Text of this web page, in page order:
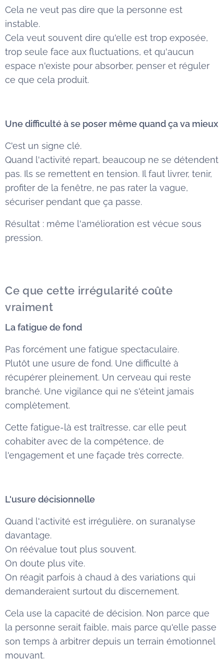
Cela ne veut pas dire que la personne est
instable.
Cela veut souvent dire qu'elle est trop exposée,
trop seule face aux fluctuations, et qu'aucun
espace n'existe pour absorber, penser et réguler
ce que cela produit.
Une difficulté à se poser même quand ça va mieux
C'est un signe clé.
Quand l'activité repart, beaucoup ne se détendent
pas. Ils se remettent en tension. Il faut livrer, tenir,
profiter de la fenêtre, ne pas rater la vague,
sécuriser pendant que ça passe.
Résultat : même l'amélioration est vécue sous
pression.
Ce que cette irrégularité coûte
vraiment
La fatigue de fond
Pas forcément une fatigue spectaculaire.
Plutôt une usure de fond. Une difficulté à
récupérer pleinement. Un cerveau qui reste
branché. Une vigilance qui ne s'éteint jamais
complètement.
Cette fatigue-là est traîtresse, car elle peut
cohabiter avec de la compétence, de
l'engagement et une façade très correcte.
L'usure décisionnelle
Quand l'activité est irrégulière, on suranalyse
davantage.
On réévalue tout plus souvent.
On doute plus vite.
On réagit parfois à chaud à des variations qui
demanderaient surtout du discernement.
Cela use la capacité de décision. Non parce que
la personne serait faible, mais parce qu'elle passe
son temps à arbitrer depuis un terrain émotionnel
mouvant.